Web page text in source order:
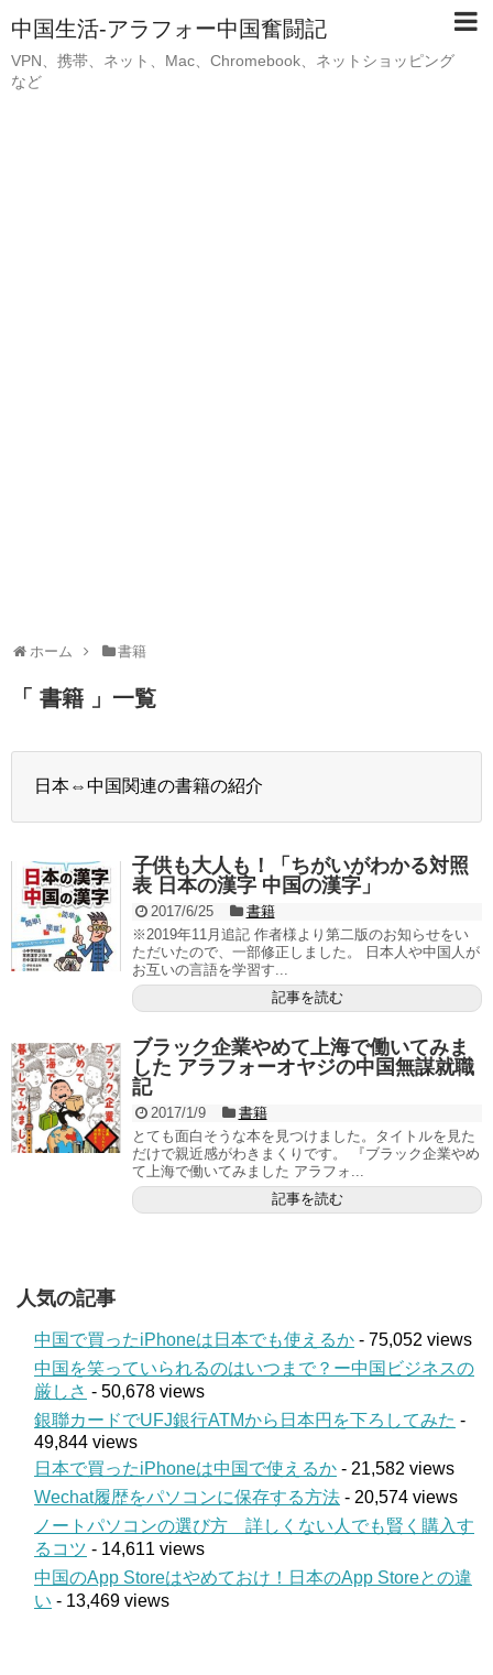
中国生活-アラフォー中国奮闘記
VPN、携帯、ネット、Mac、Chromebook、ネットショッピング
など
ホーム 書籍
「 書籍 」一覧
日本⇔中国関連の書籍の紹介
子供も大人も！「ちがいがわかる対照
表 日本の漢字 中国の漢字」
2017/6/25
書籍
※2019年11月追記 作者様より第二版のお知らせをい
ただいたので、一部修正しました。 日本人や中国人が
お互いの言語を学習す...
記事を読む
ブラック企業やめて上海で働いてみま
した アラフォーオヤジの中国無謀就職
記
2017/1/9
書籍
とても面白そうな本を見つけました。タイトルを見た
だけで親近感がわきまくりです。 『ブラック企業やめ
て上海で働いてみました アラフォ...
記事を読む
人気の記事
中国で買ったiPhoneは日本でも使えるか - 75,052 views
中国を笑っていられるのはいつまで？ー中国ビジネスの
厳しさ - 50,678 views
銀聯カードでUFJ銀行ATMから日本円を下ろしてみた -
49,844 views
日本で買ったiPhoneは中国で使えるか - 21,582 views
Wechat履歴をパソコンに保存する方法 - 20,574 views
ノートパソコンの選び方 詳しくない人でも賢く購入す
るコツ - 14,611 views
中国のApp Storeはやめておけ！日本のApp Storeとの違
い - 13,469 views